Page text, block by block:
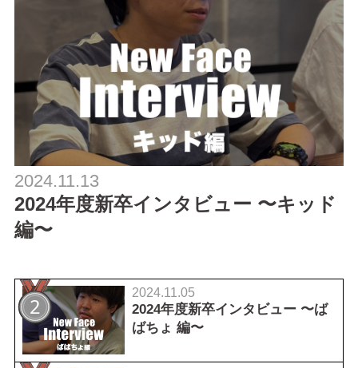
2024.11.13
2024年度新卒インタビュー 〜キッド
編〜
2024.11.05
2024年度新卒インタビュー 〜ば
ばちょ 編〜